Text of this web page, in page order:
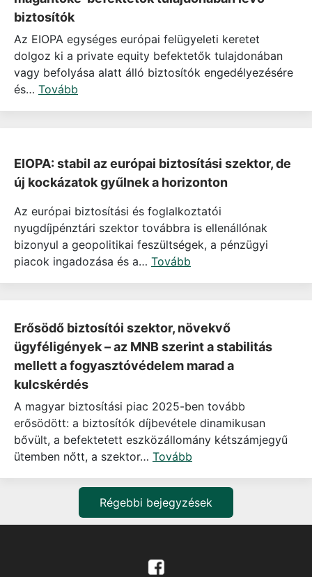
biztosítók
Az EIOPA egységes európai felügyeleti keretet
dolgoz ki a private equity befektetők tulajdonában
vagy befolyása alatt álló biztosítók engedélyezésére
és… Tovább
EIOPA: stabil az európai biztosítási szektor, de
új kockázatok gyűlnek a horizonton
Az európai biztosítási és foglalkoztatói
nyugdíjpénztári szektor továbbra is ellenállónak
bizonyul a geopolitikai feszültségek, a pénzügyi
piacok ingadozása és a… Tovább
Erősödő biztosítói szektor, növekvő
ügyféligények – az MNB szerint a stabilitás
mellett a fogyasztóvédelem marad a
kulcskérdés
A magyar biztosítási piac 2025-ben tovább
erősödött: a biztosítók díjbevétele dinamikusan
bővült, a befektetett eszközállomány kétszámjegyű
ütemben nőtt, a szektor… Tovább
Régebbi bejegyzések